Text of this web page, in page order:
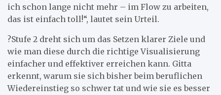
ich schon lange nicht mehr – im Flow zu arbeiten,
das ist einfach toll!“, lautet sein Urteil.
?Stufe 2 dreht sich um das Setzen klarer Ziele und
wie man diese durch die richtige Visualisierung
einfacher und effektiver erreichen kann. Gitta
erkennt, warum sie sich bisher beim beruflichen
Wiedereinstieg so schwer tat und wie sie es besser